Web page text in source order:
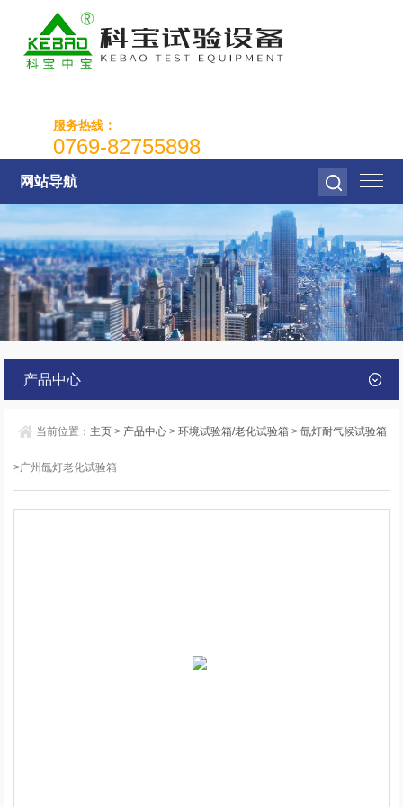
服务热线：
0769-82755898
网站导航
产品中心
当前位置： 主页 > 产品中心 >环境试验箱/老化试验箱 >氙灯耐气候试验箱
>广州氙灯老化试验箱